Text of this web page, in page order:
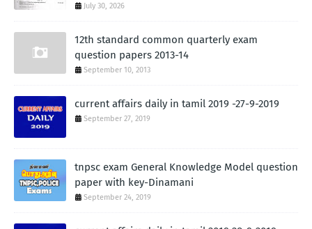
July 30, 2026
12th standard common quarterly exam
question papers 2013-14
September 10, 2013
current affairs daily in tamil 2019 -27-9-2019
September 27, 2019
tnpsc exam General Knowledge Model question
paper with key-Dinamani
September 24, 2019